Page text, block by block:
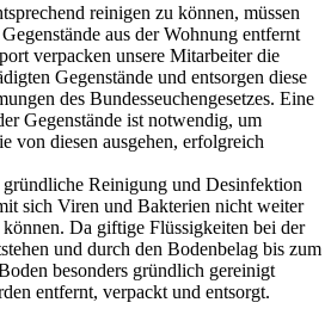
reinigen zu können, müssen
aus der Wohnung entfernt
verpacken unsere Mitarbeiter die
Gegenstände und entsorgen diese
des Bundesseuchengesetzes. Eine
Gegenstände ist notwendig, um
von diesen ausgehen, erfolgreich
Reinigung und Desinfektion
sich Viren und Bakterien nicht weiter
Da giftige Flüssigkeiten bei der
und durch den Bodenbelag bis zum
besonders gründlich gereinigt
entfernt, verpackt und entsorgt.